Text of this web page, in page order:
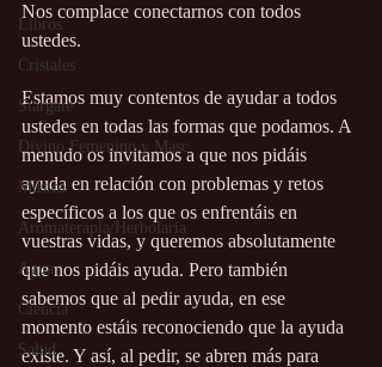
Libros
Cristales
Stargate
Divino Femenino y Masc.
Música
Aromaterapia/Herbolaria
Agua
Ciencia
Salud
Nos complace conectarnos con todos
ustedes.
Estamos muy contentos de ayudar a todos
ustedes en todas las formas que podamos. A
menudo os invitamos a que nos pidáis
ayuda en relación con problemas y retos
específicos a los que os enfrentáis en
vuestras vidas, y queremos absolutamente
que nos pidáis ayuda. Pero también
sabemos que al pedir ayuda, en ese
momento estáis reconociendo que la ayuda
existe. Y así, al pedir, se abren más para